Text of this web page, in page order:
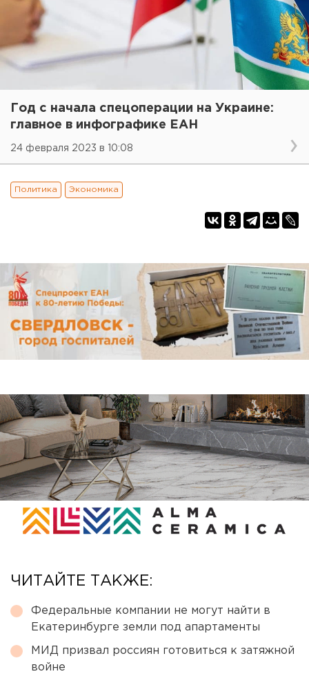
Год с начала спецоперации на Украине:
главное в инфографике ЕАН
24 февраля 2023 в 10:08
Политика Экономика
ЧИТАЙТЕ ТАКЖЕ:
Федеральные компании не могут найти в
Екатеринбурге земли под апартаменты
МИД призвал россиян готовиться к затяжной
войне